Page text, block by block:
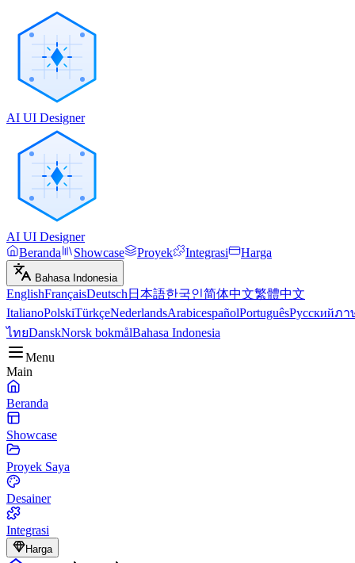
AI UI Designer
AI UI Designer
Beranda
Showcase Proyek Integrasi Harga
Bahasa Indonesia
EnglishFrançaisDeutsch 日本語한국인简体中文繁體中文
ItalianoPolskiTürkçeNederlandsArabicespañolPortuguêsРусскийภา
ไทยDanskNorsk bokmålBahasa Indonesia
Menu
Main
Beranda
Showcase
Proyek Saya
Desainer
Integrasi
Harga